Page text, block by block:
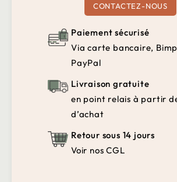
CONTACTEZ-NOUS
Paiement sécurisé
Via carte bancaire,
PayPal
Livraison gratuite
en point relais à partir
d’achat
Retour sous 14 jours
Voir nos CGL